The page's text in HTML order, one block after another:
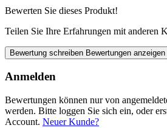
Bewerten Sie dieses Produkt!
Teilen Sie Ihre Erfahrungen mit anderen
Bewertung schreiben Bewertungen anzeigen
Anmelden
Bewertungen können nur von
werden. Bitte loggen Sie sich ein, oder
Account. Neuer Kunde?